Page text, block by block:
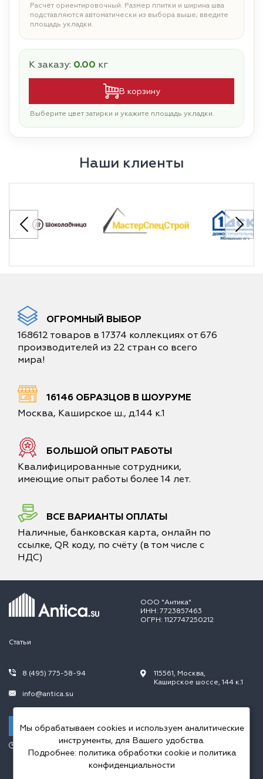
Расчёт ориентировочный. Размер плитки и ширина шва
подставляются автоматически из выбора выше; введите
площадь укладки.
К заказу: 0.00 кг
В корзину
Выберите цвет затирки и укажите площадь укладки.
Наши клиенты
ОГРОМНЫЙ ВЫБОР
168612 товаров в 17374 коллекциях от 676
производителей из 22 стран со всего
мира!
16146 ОБРАЗЦОВ В ШОУРУМЕ
Москва, Каширское ш., д.144 к.1
БОЛЬШОЙ ОПЫТ РАБОТЫ
Квалифицированные сотрудники,
имеющие опыт работы более 14 лет.
ВСЕ ВАРИАНТЫ ОПЛАТЫ
Наличные, банковская карта, онлайн по
ссылке, QR коду, по счёту (в том числе с
НДС)
ООО "Антика"
ИНН: 7723857463
ОГРН: 1127747250212
Статьи
8 (495) 775-58-94
info@antica.su
Заказать звонок
115561, Москва,
Каширское шоссе, 144 к.1
Пн.-Пт. 10.00-20.00,
Сб.-Вс. 10.00-18.00
Мы обрабатываем cookies и используем аналитические
инструменты, для Вашего удобства.
Подробнее: политика обработки cookieи политика
конфиденциальности